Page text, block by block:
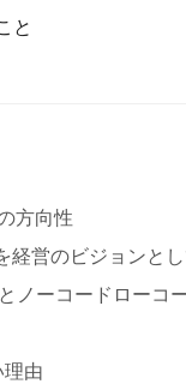
と
方向性
営のビジョンと
ノーコードローコ
由